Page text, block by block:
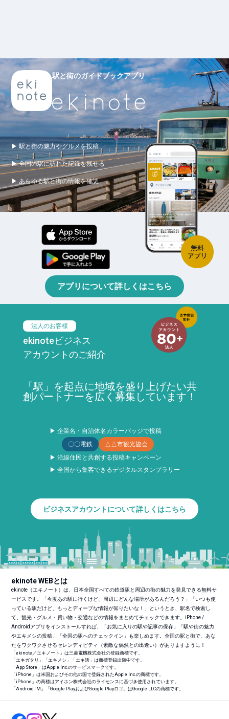
駅と街のガイドブックアプリ
▶ 駅と街の魅力やグルメを投稿
▶ 全国の駅に訪れた記録を残せる
▶ あらゆる駅と街の情報を確認
アプリについて詳しくはこちら
法人のお客様
ekinoteビジネス
アカウントのご紹介
「駅」を起点に地域を盛り上げたい共
創パートナーを広く募集しています！
▶ 企業名・自治体名カラーバッジで投稿
〇〇電鉄
△△市観光協会
▶ 沿線住民と共創する投稿キャンペーン
▶ 全国から集客できるデジタルスタンプラリー
ビジネスアカウントについて詳しくはこちら
ekinote WEBとは
ekinote（エキノート）は、日本全国すべての鉄道駅と周辺の街の魅力を発見できる無料サ
ービスです。「今度あの駅に行くけど、周辺にどんな場所があるんだろう？」「いつも使
っている駅だけど、もっとディープな情報が知りたいな！」というとき、駅名で検索し
て、観光・グルメ・買い物・交通などの情報をまとめてチェックできます。iPhone /
Androidアプリをインストールすれば、「お気に入りの駅や記事の保存」「駅や街の魅力
やエキメシの投稿」「全国の駅へのチェックイン」も楽しめます。全国の駅と街で、あな
たをワクワクさせるセレンディピティ（素敵な偶然との出逢い）がありますように！
「ekinote／エキノート」は三菱電機株式会社の登録商標です。
「エキガタリ」「エキメシ」「エキ活」は商標登録出願中です。
「App Store」はApple Inc.のサービスマークです。
「iPhone」は米国およびその他の国で登録されたApple Inc.の商標です。
「iPhone」の商標はアイホン株式会社のライセンスに基づき使用されています。
「AndroidTM 」「Google PlayおよびGoogle Playロゴ」はGoogle LLCの商標です。